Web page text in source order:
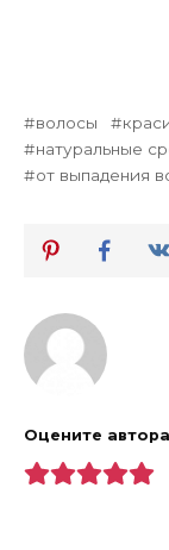
волосы
натуральные
от выпадения
Оцените автора